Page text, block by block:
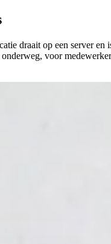
draait op een server en
voor